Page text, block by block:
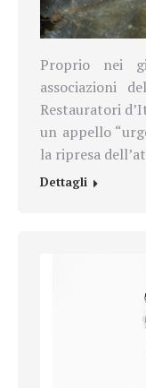
Proprio nei
associazioni
Restauratori
un appello
la ripresa
Dettagli